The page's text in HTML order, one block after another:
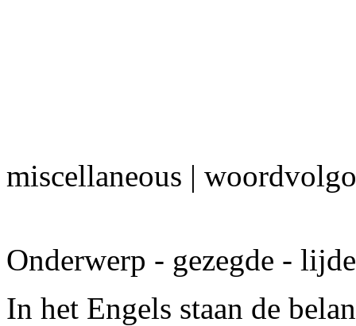
miscellaneous |
Onderwerp - gezegde -
In het Engels staan de